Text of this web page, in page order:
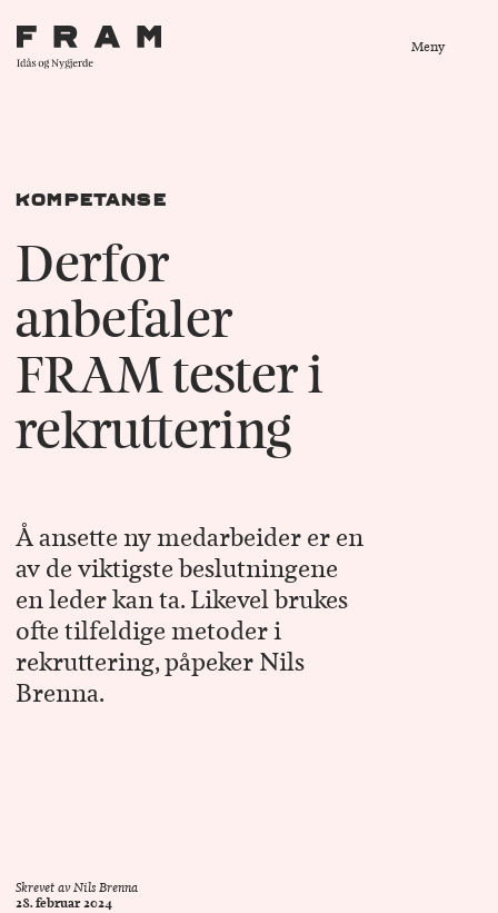
Meny
Kompetanse
Derfor
anbefaler
FRAM tester i
rekruttering
Å ansette ny medarbeider er en
av de viktigste beslutningene
en leder kan ta. Likevel brukes
ofte tilfeldige metoder i
rekruttering, påpeker Nils
Brenna.
Skrevet avNils Brenna
28. februar 2024